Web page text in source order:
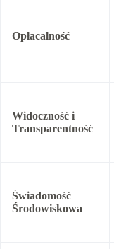
Opłacalność
Widoczność i
Transparentność
Świadomość
Środowiskowa